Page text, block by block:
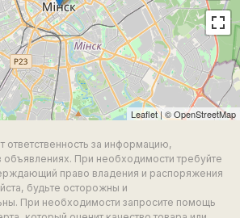
Leaflet| ©OpenStreetMap
ответственность за информацию,
При необходимости требуйте
право владения и распоряжения
будьте осторожны и
При необходимости запросите помощь